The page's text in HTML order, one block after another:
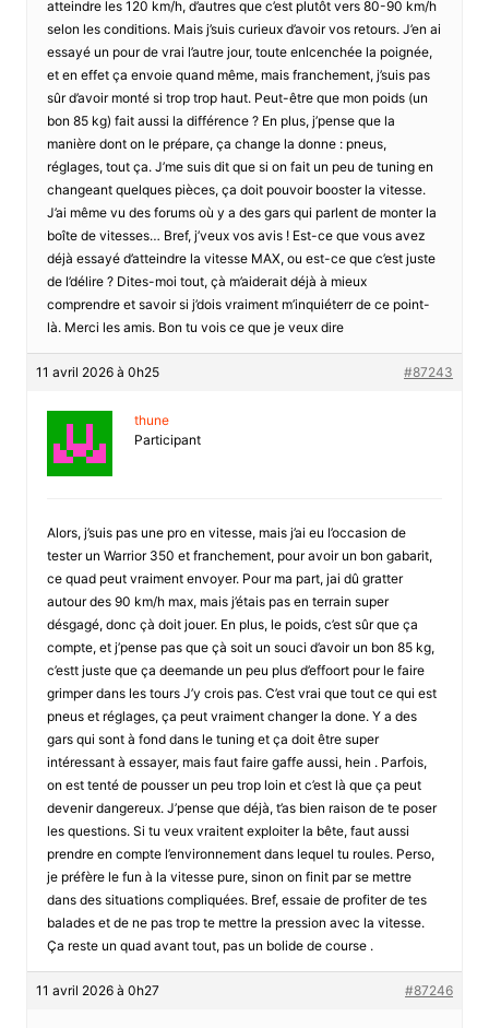
atteindre les 120 km/h, d’autres que c’est plutôt vers 80-90 km/h
selon les conditions. Mais j’suis curieux d’avoir vos retours. J’en ai
essayé un pour de vrai l’autre jour, toute enlcenchée la poignée,
et en effet ça envoie quand même, mais franchement, j’suis pas
sûr d’avoir monté si trop trop haut. Peut-être que mon poids (un
bon 85 kg) fait aussi la différence ? En plus, j’pense que la
manière dont on le prépare, ça change la donne : pneus,
réglages, tout ça. J’me suis dit que si on fait un peu de tuning en
changeant quelques pièces, ça doit pouvoir booster la vitesse.
J’ai même vu des forums où y a des gars qui parlent de monter la
boîte de vitesses… Bref, j’veux vos avis ! Est-ce que vous avez
déjà essayé d’atteindre la vitesse MAX, ou est-ce que c’est juste
de l’délire ? Dites-moi tout, çà m’aiderait déjà à mieux
comprendre et savoir si j’dois vraiment m’inquiéterr de ce point-
là. Merci les amis. Bon tu vois ce que je veux dire
11 avril 2026 à 0h25 #87243
thune
Participant
Alors, j’suis pas une pro en vitesse, mais j’ai eu l’occasion de
tester un Warrior 350 et franchement, pour avoir un bon gabarit,
ce quad peut vraiment envoyer. Pour ma part, jai dû gratter
autour des 90 km/h max, mais j’étais pas en terrain super
désgagé, donc çà doit jouer. En plus, le poids, c’est sûr que ça
compte, et j’pense pas que çà soit un souci d’avoir un bon 85 kg,
c’estt juste que ça deemande un peu plus d’effoort pour le faire
grimper dans les tours J’y crois pas. C’est vrai que tout ce qui est
pneus et réglages, ça peut vraiment changer la done. Y a des
gars qui sont à fond dans le tuning et ça doit être super
intéressant à essayer, mais faut faire gaffe aussi, hein . Parfois,
on est tenté de pousser un peu trop loin et c’est là que ça peut
devenir dangereux. J’pense que déjà, t’as bien raison de te poser
les questions. Si tu veux vraitent exploiter la bête, faut aussi
prendre en compte l’environnement dans lequel tu roules. Perso,
je préfère le fun à la vitesse pure, sinon on finit par se mettre
dans des situations compliquées. Bref, essaie de profiter de tes
balades et de ne pas trop te mettre la pression avec la vitesse.
Ça reste un quad avant tout, pas un bolide de course .
11 avril 2026 à 0h27 #87246